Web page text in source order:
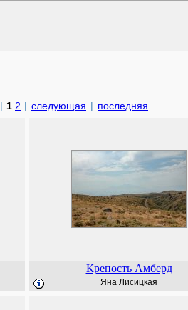
| 1 2 | следующая | последняя
Крепость Амберд
Яна Лисицкая